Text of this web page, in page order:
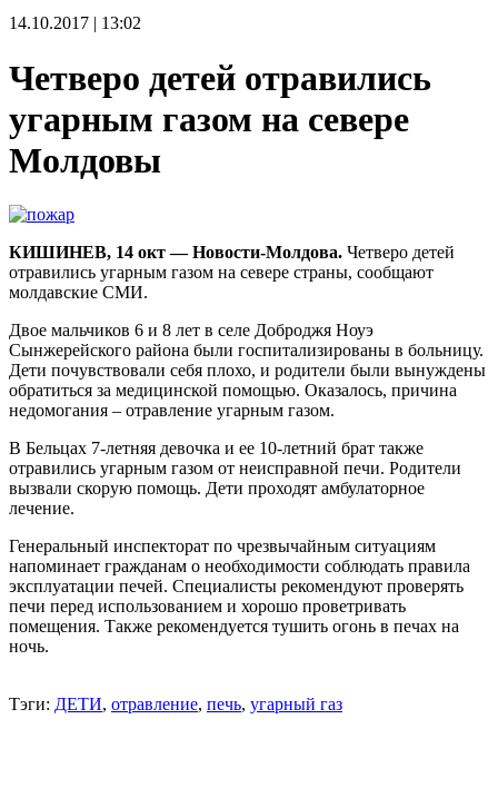
14.10.2017 | 13:02
Четверо детей отравились
угарным газом на севере
Молдовы
КИШИНЕВ, 14 окт — Новости-Молдова. Четверо детей
отравились угарным газом на севере страны, сообщают
молдавские СМИ.
Двое мальчиков 6 и 8 лет в селе Доброджя Ноуэ
Сынжерейского района были госпитализированы в больницу.
Дети почувствовали себя плохо, и родители были вынуждены
обратиться за медицинской помощью. Оказалось, причина
недомогания – отравление угарным газом.
В Бельцах 7-летняя девочка и ее 10-летний брат также
отравились угарным газом от неисправной печи. Родители
вызвали скорую помощь. Дети проходят амбулаторное
лечение.
Генеральный инспекторат по чрезвычайным ситуациям
напоминает гражданам о необходимости соблюдать правила
эксплуатации печей. Специалисты рекомендуют проверять
печи перед использованием и хорошо проветривать
помещения. Также рекомендуется тушить огонь в печах на
ночь.
Тэги: ДЕТИ, отравление, печь, угарный газ